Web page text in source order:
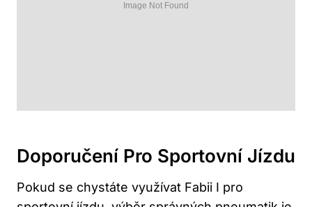
Doporučení Pro Sportovní Jízdu
Pokud se chystáte využívat Fabii I pro